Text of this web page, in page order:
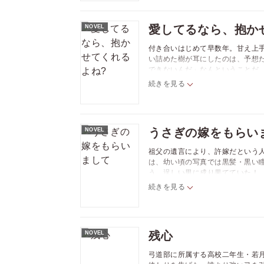
NOVEL 愛してるなら、抱か
付き合いはじめて早数年。甘え上
い詰めた樹が耳にしたのは、予
できないんだ」なんということ
る言葉もない。だが、愛する恋人
続きを見る
NOVEL うさぎの嫁をもらい
祖父の遺言により、許嫁だという
は、幼い頃の写真では黒髪・黒い
う、逞しい男に成り果てていた
諾する大河。顔に似合わずもふも
続きを見る
NOVEL 残心
弓道部に所属する高校二年生・若